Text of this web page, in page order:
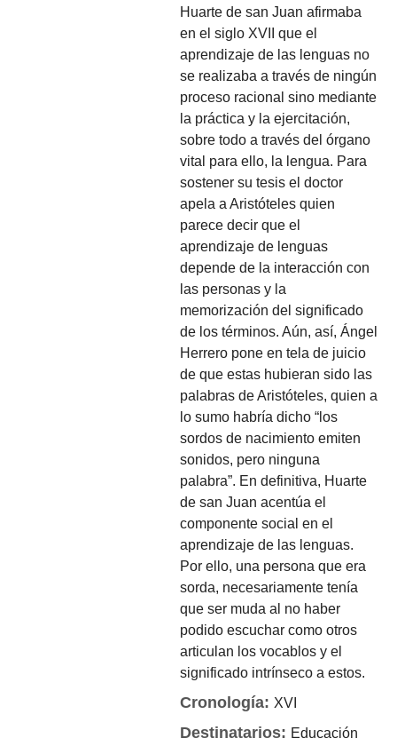
Huarte de san Juan afirmaba
en el siglo XVII que el
aprendizaje de las lenguas no
se realizaba a través de ningún
proceso racional sino mediante
la práctica y la ejercitación,
sobre todo a través del órgano
vital para ello, la lengua. Para
sostener su tesis el doctor
apela a Aristóteles quien
parece decir que el
aprendizaje de lenguas
depende de la interacción con
las personas y la
memorización del significado
de los términos. Aún, así, Ángel
Herrero pone en tela de juicio
de que estas hubieran sido las
palabras de Aristóteles, quien a
lo sumo habría dicho “los
sordos de nacimiento emiten
sonidos, pero ninguna
palabra”. En definitiva, Huarte
de san Juan acentúa el
componente social en el
aprendizaje de las lenguas.
Por ello, una persona que era
sorda, necesariamente tenía
que ser muda al no haber
podido escuchar como otros
articulan los vocablos y el
significado intrínseco a estos.
Cronología:XVI
Destinatarios: Educación